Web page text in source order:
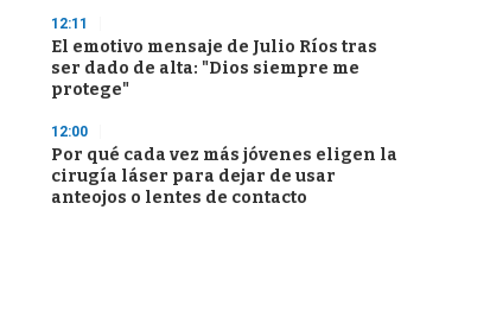
12:11
El emotivo mensaje de Julio Ríos tras
ser dado de alta: "Dios siempre me
protege"
12:00
Por qué cada vez más jóvenes eligen la
cirugía láser para dejar de usar
anteojos o lentes de contacto